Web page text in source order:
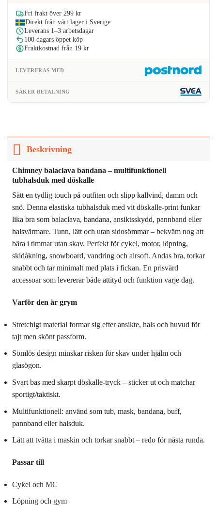
Fri frakt över 299 kr
Direkt från vårt lager i Sverige
Leverans 1–3 arbetsdagar
100 dagars öppet köp
Fraktkostnad från 19 kr
LEVERERAS MED
SÄKER BETALNING
Beskrivning
Chimney balaclava bandana – multifunktionell
tubhalsduk med döskalle
Sätt en tydlig touch på outfiten och slipp kallvind, damm och
snö. Denna elastiska tubhalsduk med vit döskalle-print funkar
lika bra som balaclava, bandana, ansiktsskydd, pannband eller
halsvärmare. Tunn, lätt och utan sidosömmar – bekväm nog att
bära i timmar utan skav. Perfekt för cykel, motor, löpning,
skidåkning, snowboard, vandring och airsoft. Andas bra, torkar
snabbt och tar minimalt med plats i fickan. En prisvärd
accessoar som levererar både attityd och funktion varje dag.
Varför den är grym
Stretchigt material formar sig efter ansikte, hals och huvud för
tajt men skönt passform.
Sömlös design minskar risken för skav under hjälm och
glasögon.
Svart bas med skarpt döskalle-tryck – sticker ut och matchar
sportigt/taktiskt.
Multifunktionell: använd som tub, mask, bandana, buff,
pannband eller halsduk.
Lätt att tvätta i maskin och torkar snabbt – redo för nästa runda.
Passar till
Cykel och MC
Löpning och gym